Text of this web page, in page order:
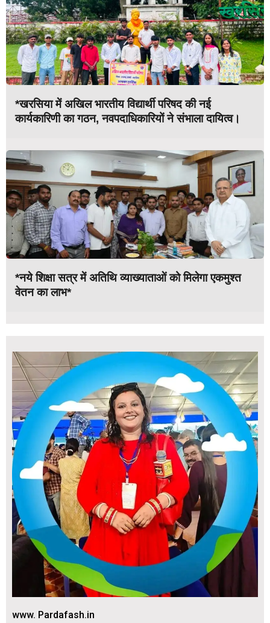
*खरसिया में अखिल भारतीय विद्यार्थी परिषद की नई
कार्यकारिणी का गठन, नवपदाधिकारियों ने संभाला दायित्व।
*नये शिक्षा सत्र में अतिथि व्याख्याताओं को मिलेगा एकमुश्त
वेतन का लाभ*
www. Pardafash.in